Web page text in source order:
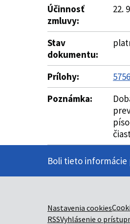
Účinnosť
zmluvy:
22.
Stav
dokumentu:
Prílohy:
Poznámka:
Boli tieto informácie
Nastavenia cookies
RSSVyhlásenie o